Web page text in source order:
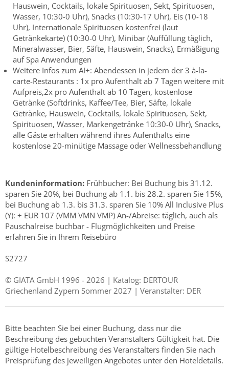
Hauswein, Cocktails, lokale Spirituosen, Sekt, Spirituosen,
Wasser, 10:30-0 Uhr), Snacks (10:30-17 Uhr), Eis (10-18
Uhr), Internationale Spirituosen kostenfrei (laut
Getränkekarte) (10:30-0 Uhr), Minibar (Auffüllung täglich,
Mineralwasser, Bier, Säfte, Hauswein, Snacks), Ermäßigung
auf Spa Anwendungen
Weitere Infos zum AI+: Abendessen in jedem der 3 à-la-
carte-Restaurants : 1x pro Aufenthalt ab 7 Tagen weitere mit
Aufpreis,2x pro Aufenthalt ab 10 Tagen, kostenlose
Getränke (Softdrinks, Kaffee/Tee, Bier, Säfte, lokale
Getränke, Hauswein, Cocktails, lokale Spirituosen, Sekt,
Spirituosen, Wasser, Markengetränke 10:30-0 Uhr), Snacks,
alle Gäste erhalten während ihres Aufenthalts eine
kostenlose 20-minütige Massage oder Wellnessbehandlung
Kundeninformation: Frühbucher: Bei Buchung bis 31.12.
sparen Sie 20%, bei Buchung ab 1.1. bis 28.2. sparen Sie 15%,
bei Buchung ab 1.3. bis 31.3. sparen Sie 10% All Inclusive Plus
(Y): + EUR 107 (VMM VMN VMP) An-/Abreise: täglich, auch als
Pauschalreise buchbar - Flugmöglichkeiten und Preise
erfahren Sie in Ihrem Reisebüro
S2727
© GIATA GmbH 1996 - 2026 | Katalog: DERTOUR
Griechenland Zypern Sommer 2027 | Veranstalter: DER
Bitte beachten Sie bei einer Buchung, dass nur die
Beschreibung des gebuchten Veranstalters Gültigkeit hat. Die
gültige Hotelbeschreibung des Veranstalters finden Sie nach
Preisprüfung des jeweiligen Angebotes unter den Hoteldetails.